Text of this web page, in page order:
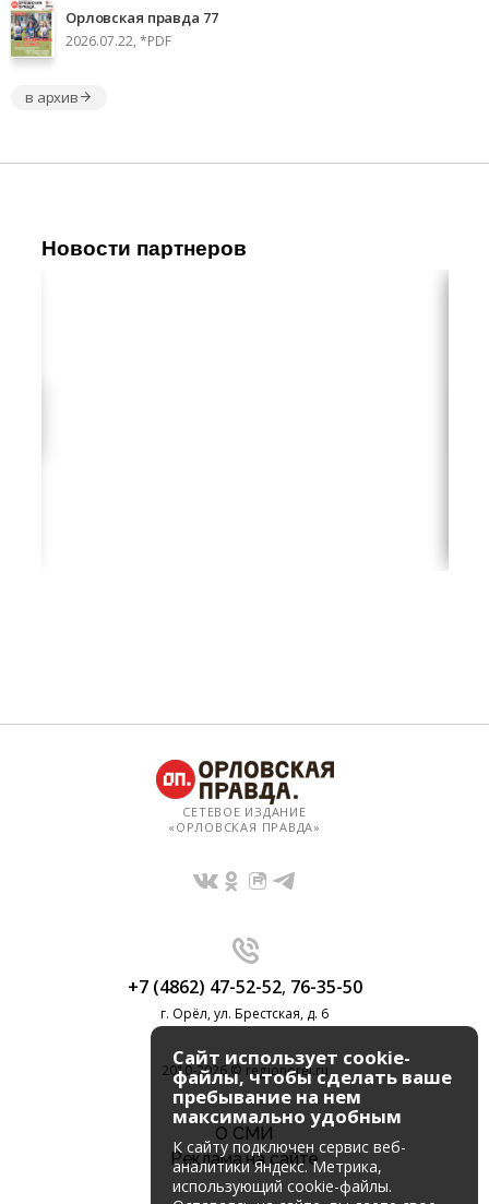
Орловская правда 77
2026.07.22, *PDF
в архив
Новости партнеров
СЕТЕВОЕ ИЗДАНИЕ
«ОРЛОВСКАЯ ПРАВДА»
+7 (4862) 47-52-52, 76-35-50
г. Орёл, ул. Брестская, д. 6
2010-2026 © regionorel.ru
О СМИ
Реклама на сайте
Сайт использует cookie-
файлы, чтобы сделать ваше
пребывание на нем
максимально удобным
К cайту подключен сервис веб-
аналитики Яндекс. Метрика,
использующий cookie-файлы.